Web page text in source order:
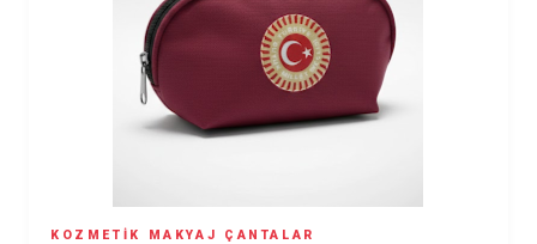
KOZMETIK MAKYAJ ÇANTALAR